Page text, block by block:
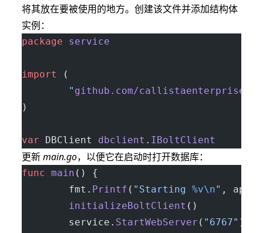
将其放在要被使用的地方。创建该文件并添加结构体
实例：
package service
import
(
        "
github.com/callistaenterprise/
)
var DBClient dbclient . IBoltClient
更新main.go，以便它在启动时打开数据库：
func main () {
        fmt.
Printf ( "Starting %v\n" ,
        initializeBoltClient
        service.
StartWebServer ( "6767" )